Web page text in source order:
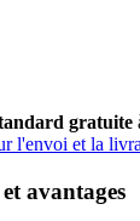
gratuite
l'envoi et la
avantages